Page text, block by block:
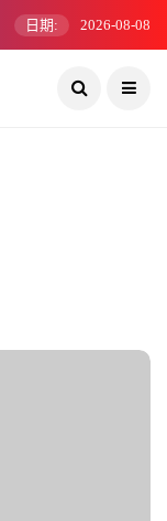
日期: 2026-08-08